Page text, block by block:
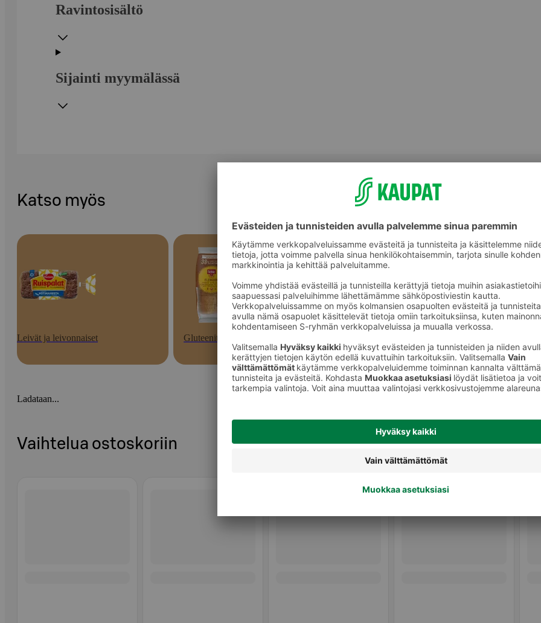
Ravintosisältö
Sijainti myymälässä
Katso myös
Leivät ja leivonnaiset Gluteenittomat
Ladataan...
Vaihtelua ostoskoriin